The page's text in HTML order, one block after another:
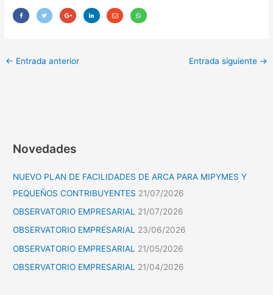
← Entrada anterior Entrada siguiente →
Novedades
NUEVO PLAN DE FACILIDADES DE ARCA PARA MIPYMES Y
PEQUEÑOS CONTRIBUYENTES 21/07/2026
OBSERVATORIO EMPRESARIAL
21/07/2026
OBSERVATORIO EMPRESARIAL 23/06/2026
OBSERVATORIO EMPRESARIAL
21/05/2026
OBSERVATORIO EMPRESARIAL 21/04/2026